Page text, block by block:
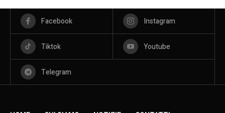
Facebook Instagram
Tiktok Youtube
Telegram